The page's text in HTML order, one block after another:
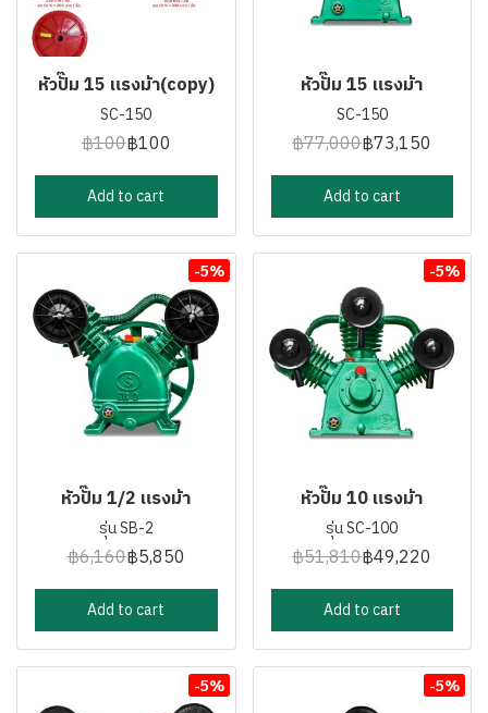
หัวปั๊ม 15 แรงม้า(copy)
SC-150
฿100฿100
Add to cart
หัวปั๊ม 15 แรงม้า
SC-150
฿77,000฿73,150
Add to cart
-5%
หัวปั๊ม 1/2 แรงม้า
รุ่น SB-2
฿6,160฿5,850
Add to cart
-5%
หัวปั๊ม 10 แรงม้า
รุ่น SC-100
฿51,810฿49,220
Add to cart
-5% -5%